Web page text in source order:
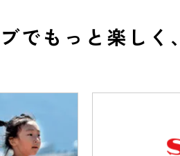
でもっと 楽しく